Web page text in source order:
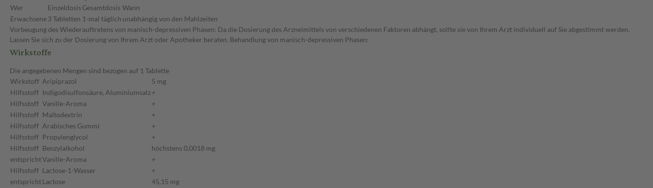
Wer
Einzeldosis Gesamtdosis Wann
Erwachsene3 Tabletten 1-mal täglich unabhängig von den Mahlzeiten
Vorbeugung des Wiederauftretens von manisch-depressiven Phasen: Da die Dosierung des Arzneimittels von verschiedenen Faktoren abhängt, sollte sie von Ihrem Arzt individuell auf Sie abgestimmt werden.
Lassen Sie sich zu der Dosierung von Ihrem Arzt oder Apotheker beraten. Behandlung von manisch-depressiven Phasen:
Wirkstoffe
Die angegebenen Mengen sind bezogen auf 1 Tablette
Wirkstoff Aripiprazol
5 mg
Hilfsstoff Indigodisulfonsäure, Aluminiumsalz+
Hilfsstoff Vanille-Aroma
+
Hilfsstoff Maltodextrin
+
Hilfsstoff Arabisches Gummi
+
Hilfsstoff Propylenglycol
+
Hilfsstoff Benzylalkohol
höchstens 0,0018 mg
entsprichtVanille-Aroma
+
Hilfsstoff Lactose-1-Wasser
+
entsprichtLactose
45,15 mg